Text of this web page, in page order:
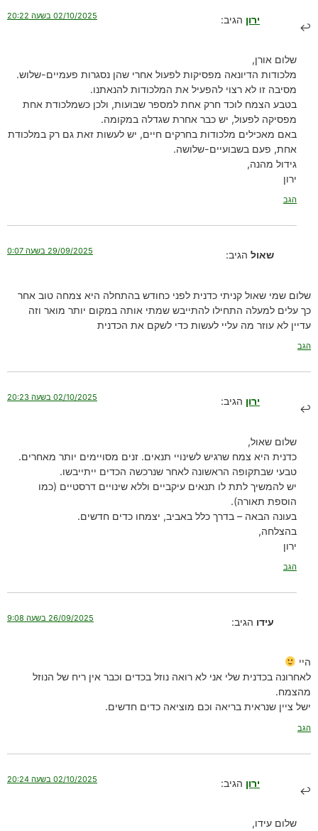
ירון הגיב: 02/10/2025 בשעה 20:22
שלום אורן,
מלכודות הדיונאה מפסיקות לפעול אחרי שהן נסגרות פעמיים-שלוש.
מסיבה זו לא רצוי להפעיל את המלכודות להנאתנו.
בטבע הצמח לוכד חרק אחת למספר שבועות, ולכן כשמלכודת אחת
מפסיקה לפעול, יש כבר אחרת שגדלה במקומה.
באם מאכילים מלכודות בחרקים חיים, יש לעשות זאת גם רק במלכודת
אחת, פעם בשבועיים-שלושה.
גידול מהנה,
ירון
הגב
שאול הגיב: 29/09/2025 בשעה 0:07
שלום שמי שאול קניתי כדנית לפני כחודש בהתחלה היא צמחה טוב אחר
כך עלים למעלה התחילו להתייבש שמתי אותה במקום יותר מואר וזה
עדיין לא עוזר מה עליי לעשות כדי לשקם את הכדנית
הגב
ירון הגיב: 02/10/2025 בשעה 20:23
שלום שאול,
כדנית היא צמח שרגיש לשינויי תנאים. זנים מסויימים יותר מאחרים.
טבעי שבתקופה הראשונה לאחר שנרכשה הכדים ייתייבשו.
יש להמשיך לתת לו תנאים עיקביים וללא שינויים דרסטיים (כמו
הוספת תאורה).
בעונה הבאה – בדרך כלל באביב, יצמחו כדים חדשים.
בהצלחה,
ירון
הגב
עידו הגיב: 26/09/2025 בשעה 9:08
היי
לאחרונה בכדנית שלי אני לא רואה נוזל בכדים וכבר אין ריח של הנוזל
מהצמח.
ישל ציין שנראית בריאה וכם מוציאה כדים חדשים.
הגב
ירון הגיב: 02/10/2025 בשעה 20:24
שלום עידו,